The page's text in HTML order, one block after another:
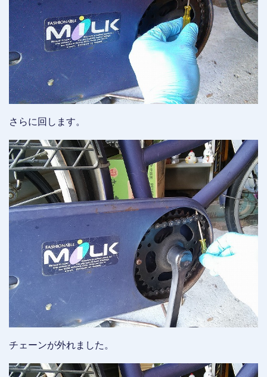
さらに回します。
チェーンが外れました。